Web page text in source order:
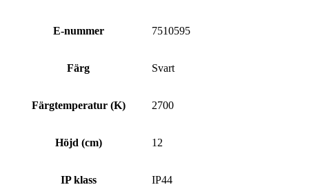
E-nummer 7510595
Färg Svart
Färgtemperatur (K) 2700
Höjd (cm) 12
IP klass IP44